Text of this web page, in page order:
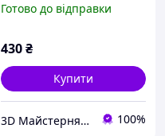
Готово до відправки
430₴
Купити
3D Майстерня – Відновлюємо, створюємо, вдосконалюємо. 100%